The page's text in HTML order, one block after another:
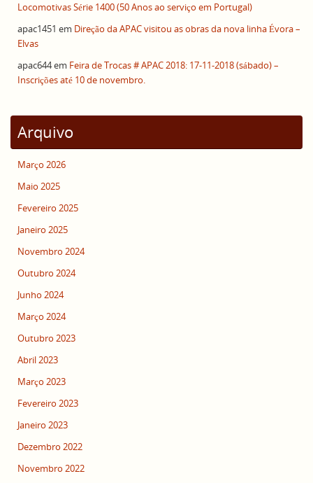
Locomotivas Série 1400 (50 Anos ao serviço em Portugal)
apac1451 em Direção da APAC visitou as obras da nova linha Évora –
Elvas
apac644em Feira de Trocas # APAC 2018: 17-11-2018 (sábado) –
Inscrições até 10 de novembro.
Arquivo
Março 2026
Maio 2025
Fevereiro 2025
Janeiro 2025
Novembro 2024
Outubro 2024
Junho 2024
Março 2024
Outubro 2023
Abril 2023
Março 2023
Fevereiro 2023
Janeiro 2023
Dezembro 2022
Novembro 2022